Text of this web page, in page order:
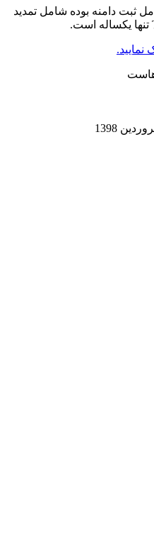
ثبت دامنه بوده شامل تمدید